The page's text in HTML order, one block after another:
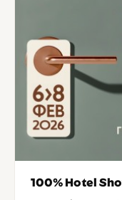
100% Hotel